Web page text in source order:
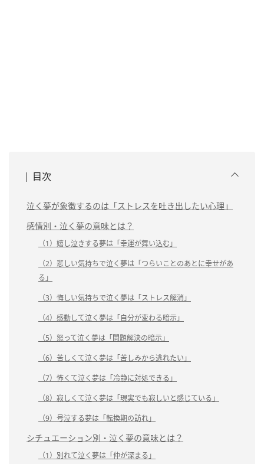
目次
泣く夢が象徴するのは「ストレスを吐き出したい心理」
感情別・泣く夢の意味とは？
（1）嬉し泣きする夢は「幸運が舞い込む」
（2）悲しい気持ちで泣く夢は「つらいことのあとに幸せがあ
る」
（3）悔しい気持ちで泣く夢は「ストレス解消」
（4）感動して泣く夢は「自分が変わる暗示」
（5）怒って泣く夢は「問題解決の暗示」
（6）苦しくて泣く夢は「苦しみから逃れたい」
（7）怖くて泣く夢は「冷静に対処できる」
（8）寂しくて泣く夢は「現実でも寂しいと感じている」
（9）号泣する夢は「転換期の訪れ」
シチュエーション別・泣く夢の意味とは？
（1）別れて泣く夢は「仲が深まる」